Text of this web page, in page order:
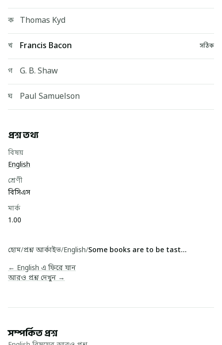
ক Thomas Kyd
খ Francis Bacon সঠিক
গ G. B. Shaw
ঘ Paul Samuelson
প্রশ্ন তথ্য
বিষয়
English
শ্রেণী
বিসিএস
মার্ক
1.00
হোম/প্রশ্ন আর্কাইভ/English/
Some books are to be tasted, others to be swall...
← English এ ফিরে যান
আরও প্রশ্ন দেখুন →
সম্পর্কিত প্রশ্ন